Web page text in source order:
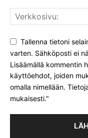
Tallenna tietoni
varten. Sähköposti ei
Lisäämällä kommentin
käyttöehdot, joiden
omalla nimellään.
mukaisesti."